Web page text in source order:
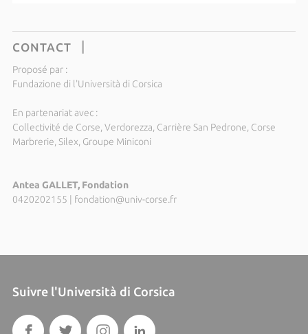
CONTACT
Proposé par :
Fundazione di l'Università di Corsica
En partenariat avec :
Collectivité de Corse, Verdorezza, Carrière San Pedrone, Corse
Marbrerie, Silex, Groupe Miniconi
Antea GALLET, Fondation
0420202155 | fondation@univ-corse.fr
Suivre l'Università di Corsica